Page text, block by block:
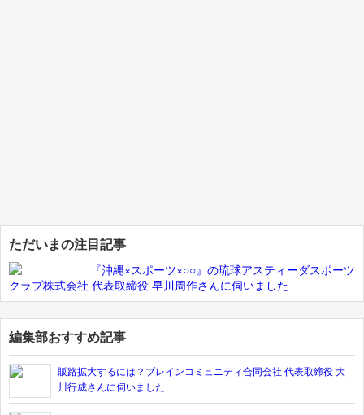
ただいまの注目記事
『沖縄×スポーツ×○○』の琉球アスティーダスポーツ
クラブ株式会社 代表取締役 早川周作さんに伺いました
編集部おすすめ記事
販路拡大するには？ブレインコミュニティ合同会社 代表取締役 大
川行成さんに伺いました